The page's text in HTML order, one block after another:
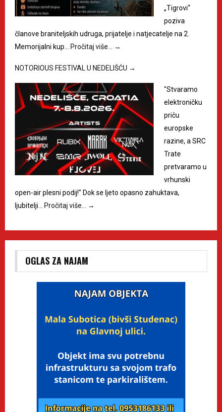
„Tigrovi“
poziva
članove braniteljskih udruga, prijatelje i natjecatelje na 2.
Memorijalni kup… Pročitaj više… →
NOTORIOUS FESTIVAL U NEDELIŠĆU →
"Stvaramo
elektroničku
priču
europske
razine, a SRC
Trate
pretvaramo u
vrhunski
open-air plesni podij!" Dok se ljeto opasno zahuktava,
ljubitelji… Pročitaj više… →
OGLAS ZA NAJAM